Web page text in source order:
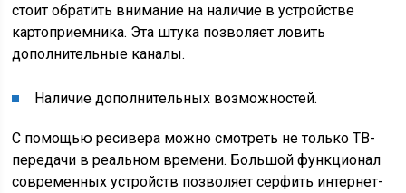
стоит обратить внимание на наличие в устройстве
картоприемника. Эта штука позволяет ловить
дополнительные каналы.
Наличие дополнительных возможностей.
С помощью ресивера можно смотреть не только ТВ-
передачи в реальном времени. Большой функционал
современных устройств позволяет серфить интернет-